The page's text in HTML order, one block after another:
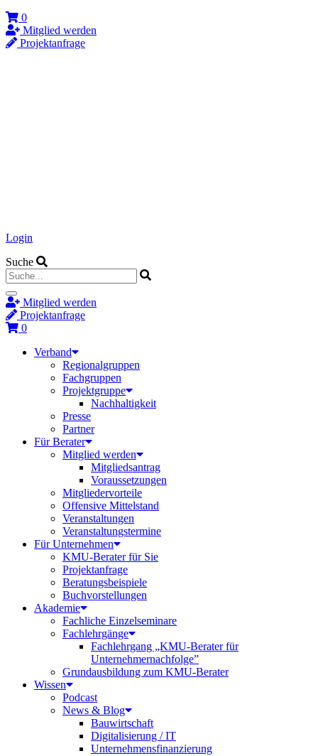
0
Mitglied werden
Projektanfrage
Login
Suche
Mitglied werden
Projektanfrage
0
Verband
Regionalgruppen
Fachgruppen
Projektgruppe
Nachhaltigkeit
Presse
Partner
Für Berater
Mitglied werden
Mitgliedsantrag
Voraussetzungen
Mitgliedervorteile
Offensive Mittelstand
Veranstaltungen
Veranstaltungstermine
Für Unternehmen
KMU-Berater für Sie
Projektanfrage
Beratungsbeispiele
Buchvorstellungen
Akademie
Fachliche Einzelseminare
Fachlehrgänge
Fachlehrgang „KMU-Berater für
Unternehmernachfolge”
Grundausbildung zum KMU-Berater
Wissen
Podcast
News & Blog
Bauwirtschaft
Digitalisierung / IT
Unternehmensfinanzierung